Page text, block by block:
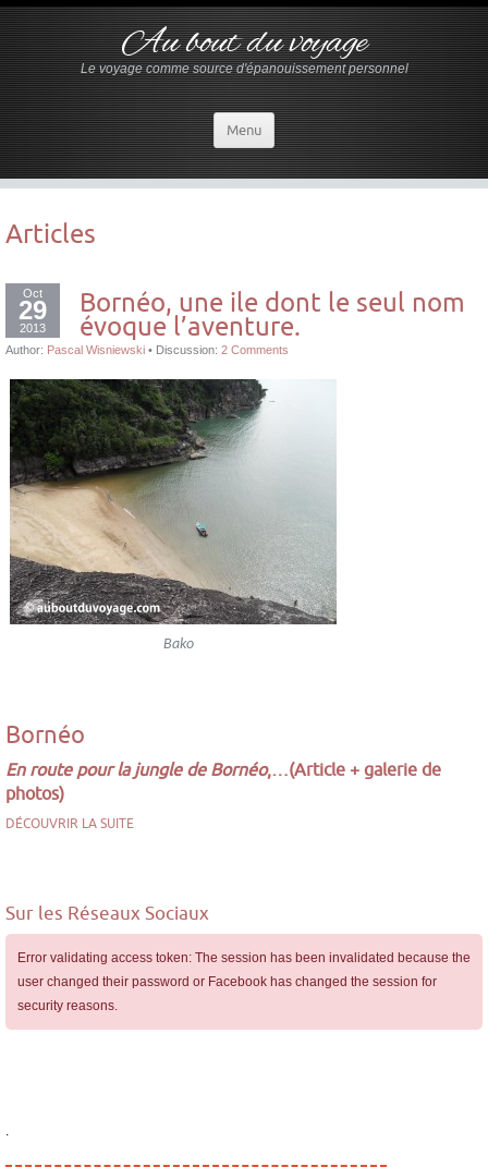
Au bout du voyage
Le voyage comme source d'épanouissement personnel
Menu
Articles
Oct
29
2013
Bornéo, une ile dont le seul nom
évoque l’aventure.
Author: Pascal Wisniewski • Discussion: 2 Comments
Bako
Bornéo
En route pour la jungle de Bornéo,…(Article + galerie de
photos)
DÉCOUVRIR LA SUITE
Sur les Réseaux Sociaux
Error validating access token: The session has been invalidated because the
user changed their password or Facebook has changed the session for
security reasons.